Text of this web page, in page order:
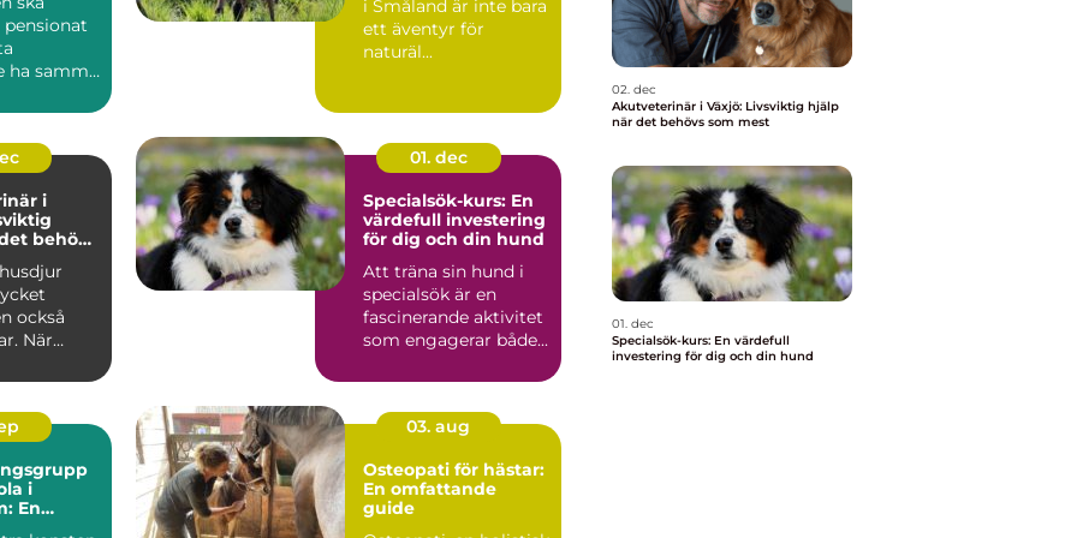
pensionat
ha samma
i Småland är inte bara
ett äventyr för
naturäl...
i
behövs
också
När
01. dec
Specialsök-kurs: En
värdefull investering
för dig och din hund
Att träna sin hund i
specialsök är en
fascinerande aktivitet
som engagerar både...
i
En
03. aug
Osteopati för hästar:
En omfattande
guide
02. dec
Akutveterinär i Växjö: Livsviktig hjälp
när det behövs som mest
01. dec
Specialsök-kurs: En värdefull
investering för dig och din hund